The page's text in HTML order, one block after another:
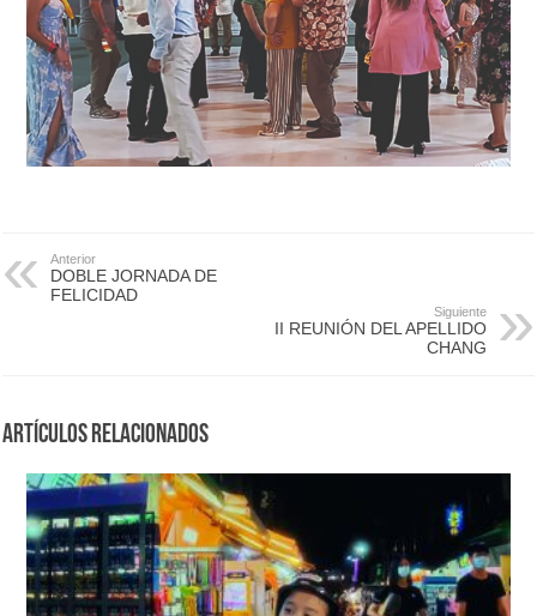
Anterior
DOBLE JORNADA DE
FELICIDAD
Siguiente
II REUNIÓN DEL APELLIDO
CHANG
Artículos Relacionados